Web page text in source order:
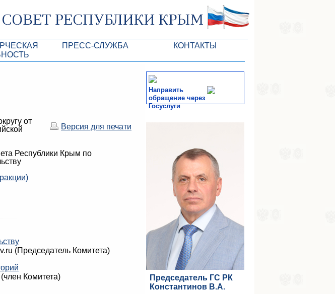
правовых и иных актов ГС
ПРЕСС-СЛУЖБА
Аккредитация СМИ
КОНТАКТЫ
Версия для печати
от
Республики Крым по
(Председатель Комитета)
Комитета)
Направить
обращение через
Госуслуги
Председатель ГС РК
Константинов В.А.